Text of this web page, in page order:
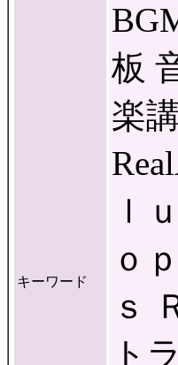
キーワード
板
楽
ｌ
ｏ
ｓ
ト